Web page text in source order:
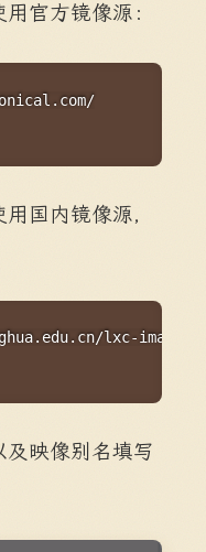
官方镜像源：
国内镜像源，
lxc-images/
Copy
映像别名填写